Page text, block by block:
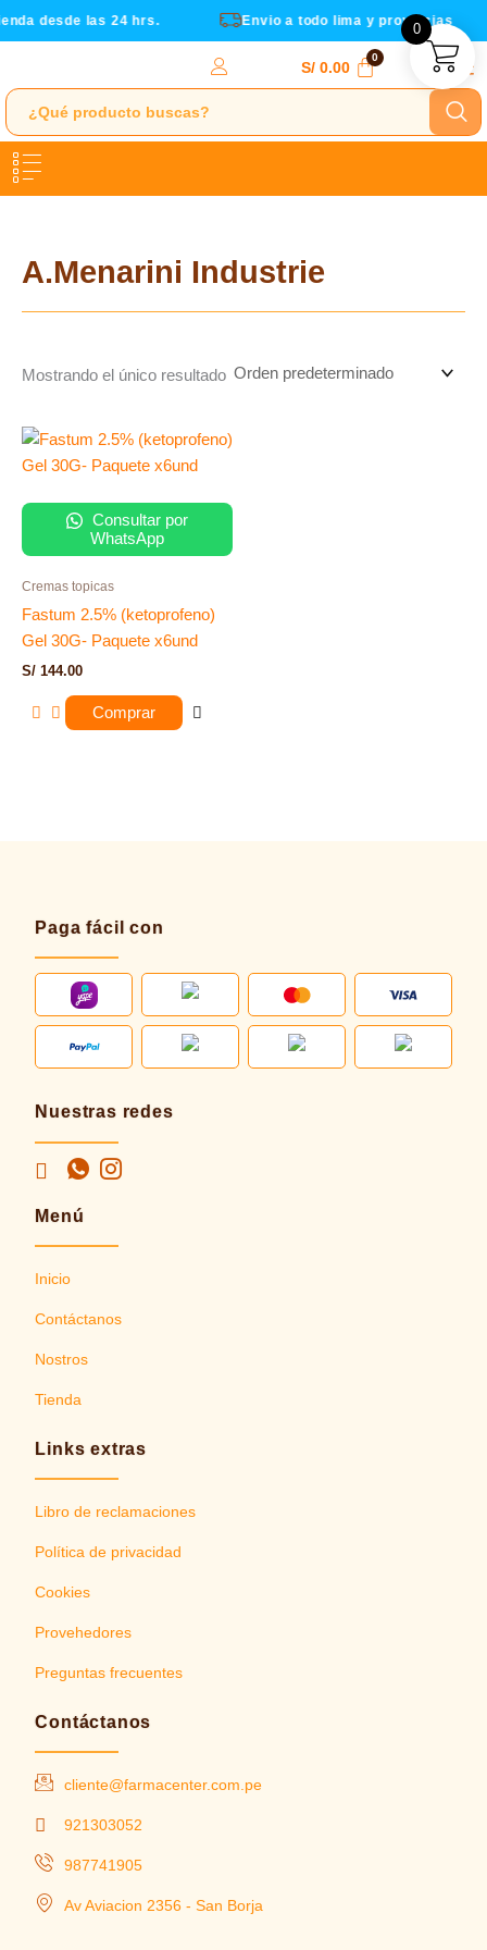
Ir
al
desde las 24 hrs. Envio a todo lima y provincias
S/0.00
A.Menarini Industrie
Mostrando el único resultado
Consultar por
WhatsApp
Cremas topicas
Fastum 2.5% (ketoprofeno)
Gel 30G- Paquete x6und
S/ 144.00
Comprar
Paga fácil con
Nuestras redes
Menú
Inicio
Contáctanos
Nostros
Tienda
Links extras
Libro de reclamaciones
Política de privacidad
Cookies
Provehedores
Preguntas frecuentes
Contáctanos
cliente@farmacenter.com.pe
921303052
987741905
Av Aviacion 2356 - San Borja
0